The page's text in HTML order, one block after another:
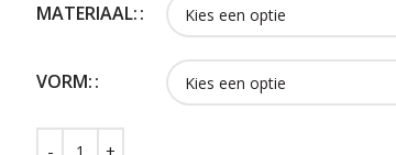
MATERIAAL:
VORM: